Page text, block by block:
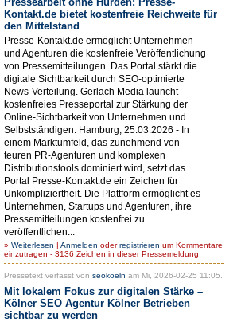
Kontakt.de bietet kostenfreie Reichweite für
den Mittelstand
Presse-Kontakt.de ermöglicht Unternehmen
und Agenturen die kostenfreie Veröffentlichung
von Pressemitteilungen. Das Portal stärkt die
digitale Sichtbarkeit durch SEO-optimierte
News-Verteilung. Gerlach Media launcht
kostenfreies Presseportal zur Stärkung der
Online-Sichtbarkeit von Unternehmen und
Selbstständigen. Hamburg, 25.03.2026 - In
einem Marktumfeld, das zunehmend von
teuren PR-Agenturen und komplexen
Distributionstools dominiert wird, setzt das
Portal Presse-Kontakt.de ein Zeichen für
Unkompliziertheit. Die Plattform ermöglicht es
Unternehmen, Startups und Agenturen, ihre
Pressemitteilungen kostenfrei zu
veröffentlichen...
» Weiterlesen | Anmelden oderregistrieren um Kommentare
einzutragen - 3136 Zeichen in dieser Pressemeldung
Pressetext verfasst von seokoeln am Mi, 2026-02-25 11:05.
Mit lokalem Fokus zur digitalen Stärke –
Kölner SEO Agentur Kölner Betrieben
sichtbar zu werden